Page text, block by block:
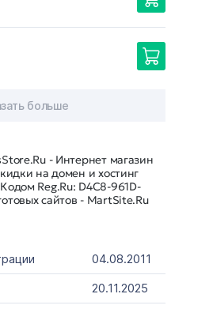
- Интернет магазин
на домен и хостинг
Reg.Ru: D4C8-961D-
сайтов - MartSite.Ru
04.08.2011
20.11.2025
больше